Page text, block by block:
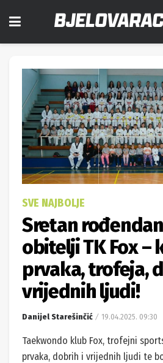
SVE NAJBOLJE
Sretan
obitelji TK Fox –
prvaka, trofeja,
vrijednih ljudi!
Danijel Starešinčić 19.04.2025. 09:30
Taekwondo klub Fox, trofejni
prvaka, dobrih i vrijednih ljudi te